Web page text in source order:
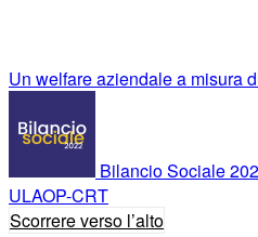
Un welfare aziendale a misura
Bilancio Sociale
ULAOP-CRT
Scorrere verso l’alto